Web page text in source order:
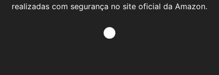
realizadas com segurança no site oficial da Amazon.